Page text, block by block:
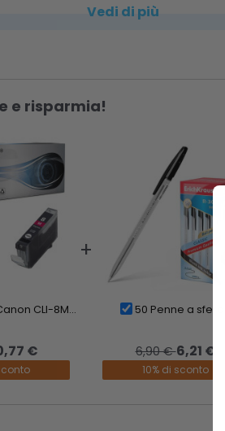
Vedi di più
e risparmia!
CLI-8M...
€
50 Penne a sfera...
6,90 €6,21 €
10% di sconto